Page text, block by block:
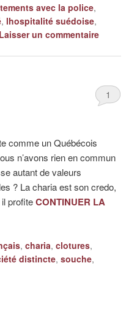
avec la police,
, lhospitalité suédoise,
Laisser un commentaire
1
comme un Québécois
n’avons rien en commun
autant de valeurs
? La charia est son credo,
profiteCONTINUER LA
, charia, clotures,
distincte, souche,